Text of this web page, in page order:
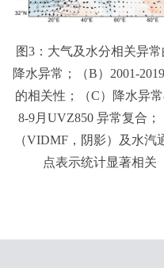
图3：大气及水分相关异
降水异常；（B）2001-
的相关性；（C）降水异
8-9月UVZ850 异常复合
（VIDMF，阴影）及水汽
点表示统计显著相关